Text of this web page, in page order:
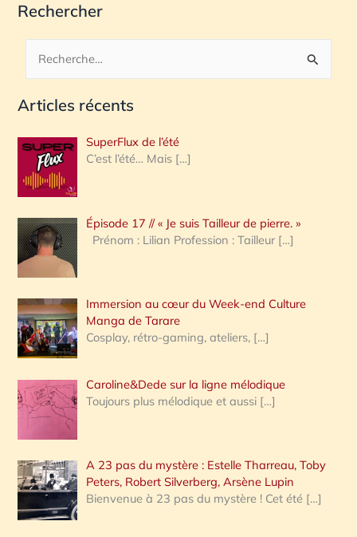
Rechercher
c
e
r
c
h
e
:
Articles récents
SuperFlux de l’été
C’est l’été… Mais […]
Épisode 17 // « Je suis Tailleur de pierre. »
Prénom : Lilian Profession : Tailleur […]
Immersion au cœur du Week-end Culture
Manga de Tarare
Cosplay, rétro-gaming, ateliers, […]
Caroline&Dede sur la ligne mélodique
Toujours plus mélodique et aussi […]
A 23 pas du mystère : Estelle Tharreau, Toby
Peters, Robert Silverberg, Arsène Lupin
Bienvenue à 23 pas du mystère ! Cet été […]